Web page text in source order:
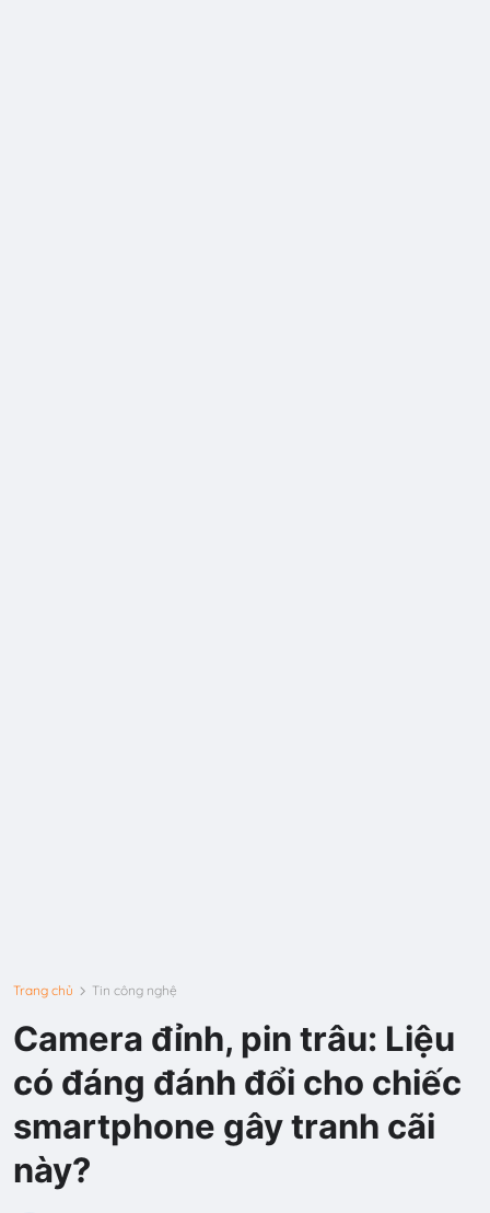
Trang chủ Tin công nghệ
Camera đỉnh, pin trâu: Liệu
có đáng đánh đổi cho chiếc
smartphone gây tranh cãi
này?